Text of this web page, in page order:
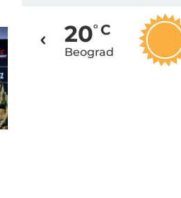
20o C
Beograd